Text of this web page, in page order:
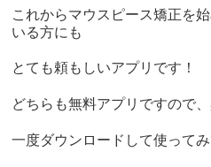
これからマウスピース矯正を
いる方にも
とても頼もしいアプリです！
どちらも無料アプリですので
一度ダウンロードして使って